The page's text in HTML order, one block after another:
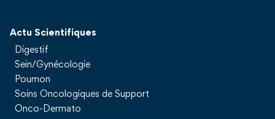
Actu Scientifiques
Digestif
Sein/Gynécologie
Poumon
Soins Oncologiques de Support
Onco-Dermato